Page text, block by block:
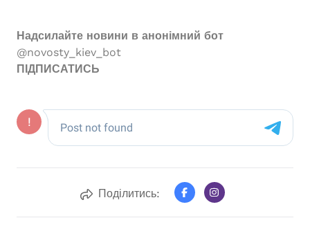
Надсилайте новини в анонімний бот
@novosty_kiev_bot
ПІДПИСАТИСЬ
Поділитись: